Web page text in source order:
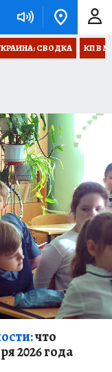
СВОДКА КП В
что
2026 года